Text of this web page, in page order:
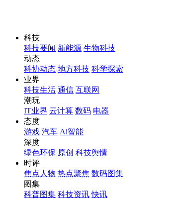
科技
科技要闻 新能源 生物科技
动态
科协动态 地方科技 科学探索
业界
科技生活 通信 互联网
潮玩
IT业界 云计算 数码 电器
态度
游戏 汽车 Ai智能
深度
绿色环保 原创 科技舆情
时评
焦点人物 热点聚焦 数码图集
图集
科普图集 科技资讯 快讯